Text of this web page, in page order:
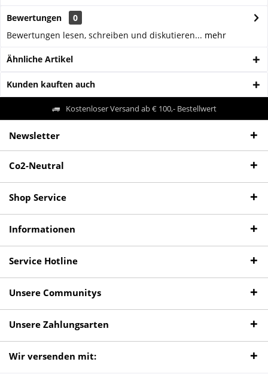
Bewertungen
0
Bewertungen lesen, schreiben und diskutieren... mehr
Ähnliche Artikel
Kunden kauften auch
Kostenloser Versand ab € 100,- Bestellwert
Newsletter
Co2-Neutral
Shop Service
Informationen
Service Hotline
Unsere Communitys
Unsere Zahlungsarten
Wir versenden mit: